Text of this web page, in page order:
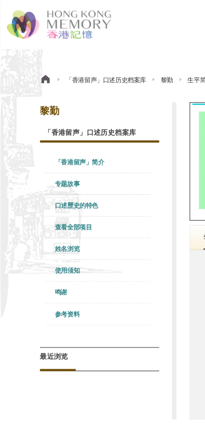
「香港留声」口述历史档案库 黎勤 生平
黎勤
「香港留声」口述历史档案库
「香港留声」简介
专题故事
口述歷史的特色
查看全部项目
姓名浏览
使用须知
鸣谢
参考资料
最近浏览